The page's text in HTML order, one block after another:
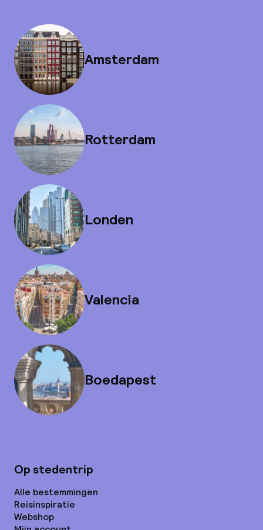
Amsterdam
Rotterdam
Londen
Valencia
Boedapest
Op stedentrip
Alle bestemmingen
Reisinspiratie
Webshop